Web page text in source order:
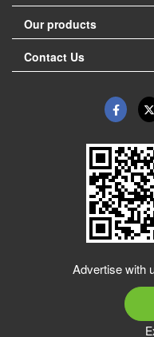
Our products
Contact Us
Advertise with